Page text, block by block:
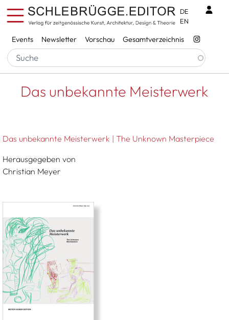
Direkt zum Inhalt
Services
Events Newsletter Vorschau Gesamtverzeichnis
DE
EN
Pfadnavigation
Startseite Das Unbekannte Meisterwerk
Das unbekannte Meisterwerk
Das unbekannte Meisterwerk | The Unknown Masterpiece
Herausgegeben von
Christian Meyer